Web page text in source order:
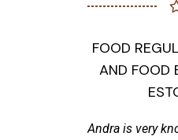
FOOD
AND FOOD
Andra is very